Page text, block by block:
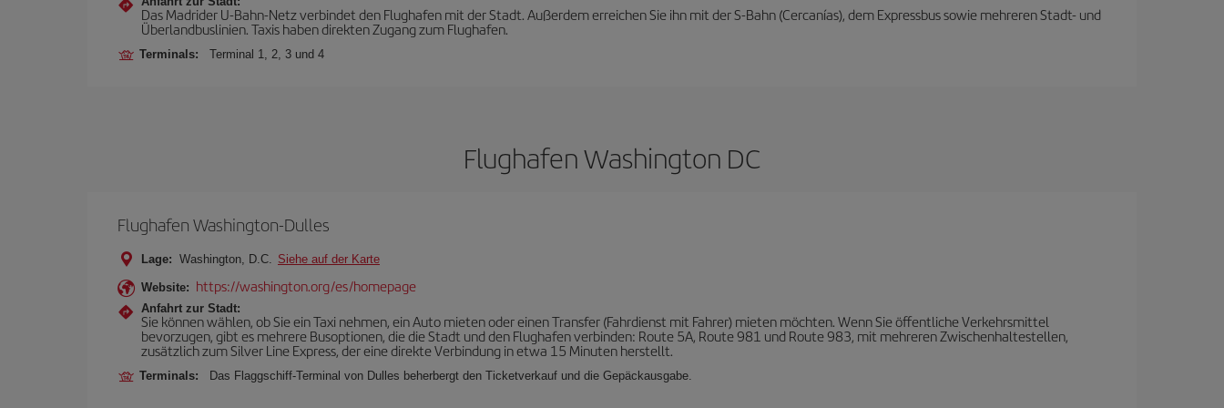
Das Madrider U-Bahn-Netz verbindet den Flughafen mit der Stadt. Außerdem erreichen Sie ihn mit der S-Bahn (Cercanías), dem Expressbus sowie mehreren Stadt- und
Überlandbuslinien. Taxis haben direkten Zugang zum Flughafen.
Terminals: Terminal 1, 2, 3 und 4
Flughafen Washington DC
Flughafen Washington-Dulles
Lage: Washington, D.C. Siehe auf der Karte
Website: https://washington.org/es/homepage
Anfahrt zur Stadt:
Sie können wählen, ob Sie ein Taxi nehmen, ein Auto mieten oder einen Transfer (Fahrdienst mit Fahrer) mieten möchten. Wenn Sie öffentliche Verkehrsmittel
bevorzugen, gibt es mehrere Busoptionen, die die Stadt und den Flughafen verbinden: Route 5A, Route 981 und Route 983, mit mehreren Zwischenhaltestellen,
zusätzlich zum Silver Line Express, der eine direkte Verbindung in etwa 15 Minuten herstellt.
Terminals: Das Flaggschiff-Terminal von Dulles beherbergt den Ticketverkauf und die Gepäckausgabe.